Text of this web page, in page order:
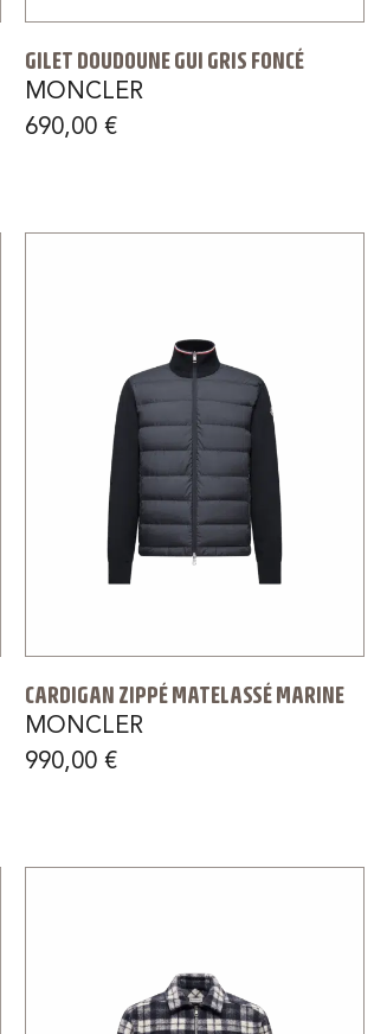
GILET DOUDOUNE GUI GRIS FONCÉ
MONCLER
690,00 €
CARDIGAN ZIPPÉ MATELASSÉ MARINE
MONCLER
990,00 €